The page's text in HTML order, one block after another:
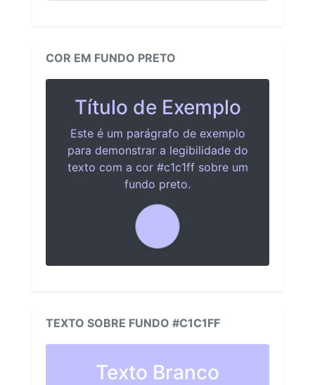
COR EM FUNDO PRETO
Título de Exemplo
Este é um parágrafo de exemplo
para demonstrar a legibilidade do
texto com a cor #c1c1ff sobre um
fundo preto.
TEXTO SOBRE FUNDO #C1C1FF
Texto Branco